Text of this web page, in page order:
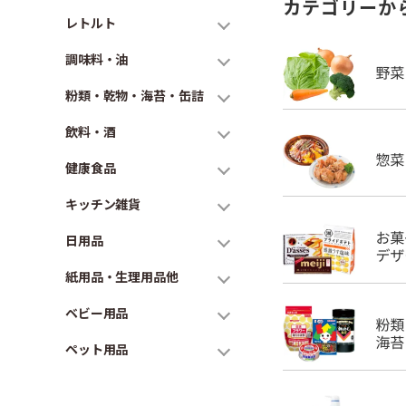
レトルト
調味料・油
粉類・乾物・海苔・缶詰
飲料・酒
健康食品
キッチン雑貨
日用品
紙用品・生理用品他
ベビー用品
ペット用品
カテゴリーか